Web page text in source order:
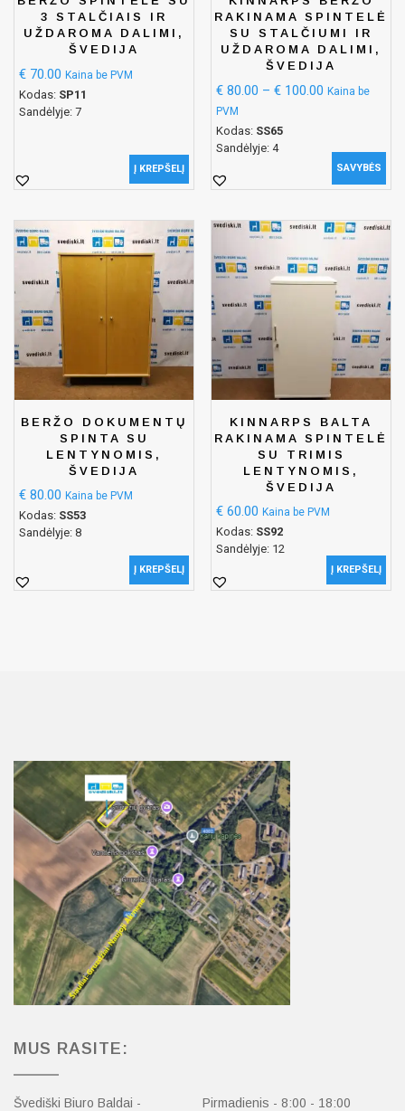
3 STALČIAIS IR
UŽDAROMA DALIMI,
ŠVEDIJA
€ 70.00 Kaina be PVM
Kodas: SP11
Sandėlyje: 7
Į KREPŠELĮ
RAKINAMA SPINTELĖ
SU STALČIUMI IR
UŽDAROMA DALIMI,
ŠVEDIJA
€ 80.00 – € 100.00 Kaina be
PVM
Kodas: SS65
Sandėlyje: 4
SAVYBĖS
BERŽO DOKUMENTŲ
SPINTA SU
LENTYNOMIS,
ŠVEDIJA
€ 80.00 Kaina be PVM
Kodas: SS53
Sandėlyje: 8
Į KREPŠELĮ
KINNARPS BALTA
RAKINAMA SPINTELĖ
SU TRIMIS
LENTYNOMIS,
ŠVEDIJA
€ 60.00 Kaina be PVM
Kodas: SS92
Sandėlyje: 12
Į KREPŠELĮ
MUS RASITE:
Švediški Biuro Baldai -
Pirmadienis - 8:00 - 18:00